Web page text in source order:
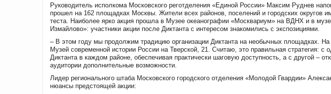
Руководитель исполкома Московского реготделения «Единой России» Максим Руднев
прошел на 162 площадках Москвы. Жители всех районов, поселений и городских округов
теста. Наиболее ярко акция прошла в Музее океанографии «Москвариум» на ВДНХ и в
Измайлово»: участники акции после Диктанта с интересом знакомились с экспозициями.
– В этом году мы продолжим традицию организации Диктанта на необычных площадках. На
Музей современной истории России на Тверской, 21. Считаю, это правильная стратегия:
Диктанта в каждом районе, обеспечивая практически шаговую доступность, а с другой –
аудитории дополнительные возможности.
Лидер регионального штаба Московского городского отделения «Молодой Гвардии»
нюансы предстоящей акции: